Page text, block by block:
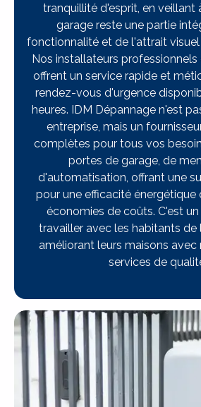
tranquillité d'esprit, en veillant
garage reste une partie
fonctionnalité et de l'attrait
Nos installateurs
offrent un service rapide et
rendez-vous d'urgence
heures. IDM Dépannage n'est
entreprise, mais un
complètes pour tous vos
portes de garage, de
d'automatisation, offrant une
pour une efficacité
économies de coûts. C'est
travailler avec les habitants de
améliorant leurs maisons
services de